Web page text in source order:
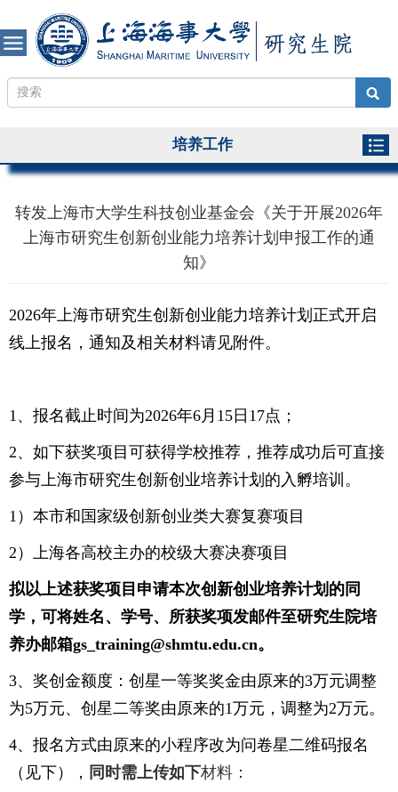
培养工作
转发上海市大学生科技创业基金会《关于开展2026年
上海市研究生创新创业能力培养计划申报工作的通
知》
2026年上海市研究生创新创业能力培养计划正式开启
线上报名，通知及相关材料请见附件。
1、报名截止时间为2026年6月15日17点；
2、如下获奖项目可获得学校推荐，推荐成功后可直接
参与上海市研究生创新创业培养计划的入孵培训。
1）本市和国家级创新创业类大赛复赛项目
2）上海各高校主办的校级大赛决赛项目
拟以上述获奖项目申请本次创新创业培养计划的同
学，可将姓名、学号、所获奖项发邮件至研究生院培
养办邮箱gs_training@shmtu.edu.cn。
3、奖创金额度：创星一等奖奖金由原来的3万元调整
为5万元、创星二等奖由原来的1万元，调整为2万元。
4、报名方式由原来的小程序改为问卷星二维码报名
（见下）， 同时需上传如下材料：